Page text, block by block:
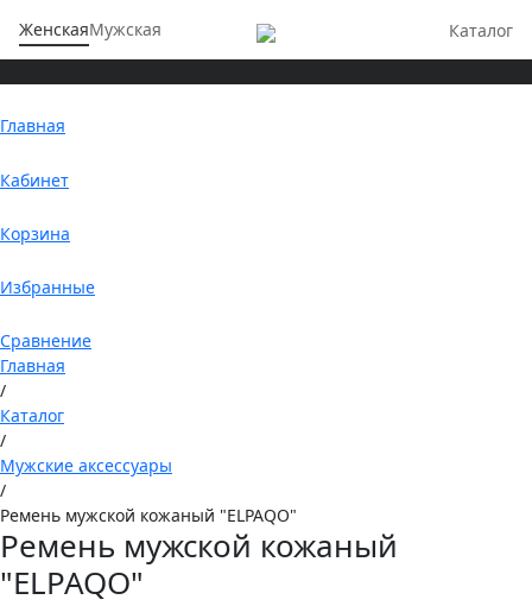
ЖенскаяМужская Каталог
Главная
Кабинет
Корзина
Избранные
Сравнение
Главная
/
Каталог
/
Мужские аксессуары
/
Ремень мужской кожаный "ELPAQO"
Ремень мужской кожаный
"ELPAQO"